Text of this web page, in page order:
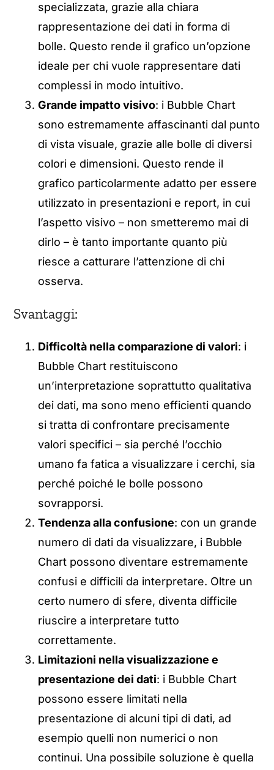
specializzata, grazie alla chiara
rappresentazione dei dati in forma di
bolle. Questo rende il grafico un’opzione
ideale per chi vuole rappresentare dati
complessi in modo intuitivo.
Grande impatto visivo: i Bubble Chart
sono estremamente affascinanti dal punto
di vista visuale, grazie alle bolle di diversi
colori e dimensioni. Questo rende il
grafico particolarmente adatto per essere
utilizzato in presentazioni e report, in cui
l’aspetto visivo – non smetteremo mai di
dirlo – è tanto importante quanto più
riesce a catturare l’attenzione di chi
osserva.
Svantaggi:
Difficoltà nella comparazione di valori: i
Bubble Chart restituiscono
un’interpretazione soprattutto qualitativa
dei dati, ma sono meno efficienti quando
si tratta di confrontare precisamente
valori specifici – sia perché l’occhio
umano fa fatica a visualizzare i cerchi, sia
perché poiché le bolle possono
sovrapporsi.
Tendenza alla confusione: con un grande
numero di dati da visualizzare, i Bubble
Chart possono diventare estremamente
confusi e difficili da interpretare. Oltre un
certo numero di sfere, diventa difficile
riuscire a interpretare tutto
correttamente.
Limitazioni nella visualizzazione e
presentazione dei dati: i Bubble Chart
possono essere limitati nella
presentazione di alcuni tipi di dati, ad
esempio quelli non numerici o non
continui. Una possibile soluzione è quella